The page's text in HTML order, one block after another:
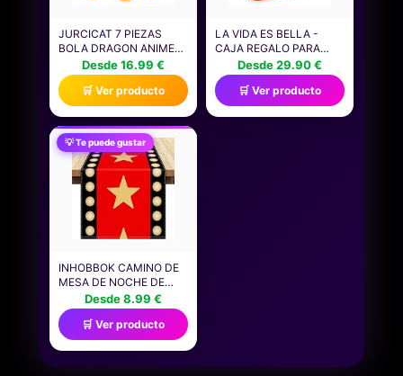
JURCICAT 7 PIEZAS
BOLA DRAGON ANIME
DECORACIÓN 4.3CM
DRAGÓN CRYSTAL
BOLAS CON CAJA DE
REGALO PARA
COLECCIONISTA
COSPLAY FIESTA DÍA DE
LOS NIÑOS
CUMPLEAÑOS
HALLOWEEN NAVIDAD (1
A 7 ESTRELLAS)
Desde 16.99 €
🛒 Ver producto
LA VIDA ES BELLA -
CAJA REGALO PARA
HOMBRES - CÁMARA Y
ACCIÓN - CAJA REGALO
PARA HOMBRES - 2
ENTRADAS DE CINE
CON MENÚ Y BEBIDAS
Desde 29.90 €
🛒 Ver producto
💡 Te puede gustar
INHOBBOK CAMINO DE
MESA DE NOCHE DE
PELÍCULA DE LINO
ROJO CON TEMA DE
PELÍCULA Y DISEÑO DE
ESTRELLA DORADA,
DECORACIÓN DE
ALFOMBRA ROJA PARA
Desde 8.99 €
🛒 Ver producto